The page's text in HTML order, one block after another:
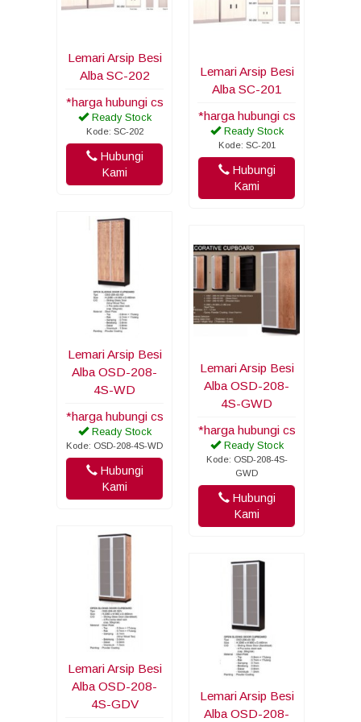
Lemari Arsip Besi
Alba SC-202
*harga hubungi cs
Ready Stock
Kode: SC-202
Hubungi
Kami
Lemari Arsip Besi
Alba SC-201
*harga hubungi cs
Ready Stock
Kode: SC-201
Hubungi
Kami
Lemari Arsip Besi
Alba OSD-208-
4S-WD
*harga hubungi cs
Ready Stock
Kode: OSD-208-4S-WD
Hubungi
Kami
Lemari Arsip Besi
Alba OSD-208-
4S-GWD
*harga hubungi cs
Ready Stock
Kode: OSD-208-4S-
GWD
Hubungi
Kami
Lemari Arsip Besi
Alba OSD-208-
4S-GDV
Lemari Arsip Besi
Alba OSD-208-